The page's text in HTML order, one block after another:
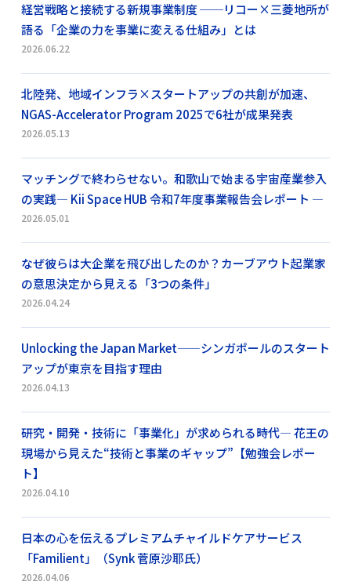
経営戦略と接続する新規事業制度 ──リコー×三菱地所が
語る「企業の力を事業に変える仕組み」とは
2026.06.22
北陸発、地域インフラ×スタートアップの共創が加速、
NGAS-Accelerator Program 2025で6社が成果発表
2026.05.13
マッチングで終わらせない。和歌山で始まる宇宙産業参入
の実践― Kii Space HUB 令和7年度事業報告会レポート ―
2026.05.01
なぜ彼らは大企業を飛び出したのか？カーブアウト起業家
の意思決定から見える「3つの条件」
2026.04.24
Unlocking the Japan Market——シンガポールのスタート
アップが東京を目指す理由
2026.04.13
研究・開発・技術に「事業化」が求められる時代― 花王の
現場から見えた“技術と事業のギャップ”【勉強会レポー
ト】
2026.04.10
日本の心を伝えるプレミアムチャイルドケアサービス
「Familient」（Synk 菅原沙耶氏）
2026.04.06